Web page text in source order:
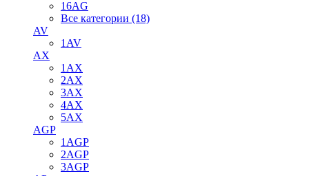
16AG
Все категории (18)
AV
1AV
AX
1AX
2AX
3AX
4AX
5AX
AGP
1AGP
2AGP
3AGP